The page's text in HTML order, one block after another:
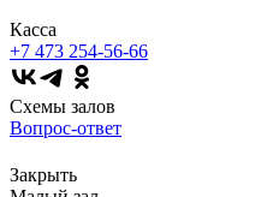
Касса
+7 473 254-56-66
Схемы залов
Вопрос-ответ
Закрыть